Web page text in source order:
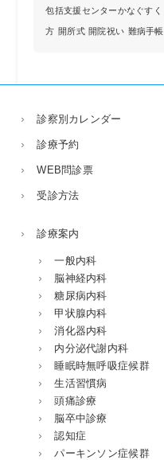
包括支援センターかなぐすく
方 開所式 開院祝い 難病手帳
診察別カレンダー
診療予約
WEB問診票
受診方法
診療案内
一般内科
脳神経内科
糖尿病内科
甲状腺内科
消化器内科
内分泌代謝内科
睡眠時無呼吸症候群
生活習慣病
頭痛診療
脳卒中診療
認知症
パーキンソン症候群